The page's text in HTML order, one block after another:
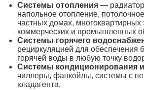
Системы отопления —
напольное отопление,
частных домах, многоквартирных
коммерческих и промышленных
Системы горячего
рециркуляцией для обеспечения
горячей воды в любую точку
Системы кондиционирования
чиллеры, фанкойлы, системы с
хладагента.